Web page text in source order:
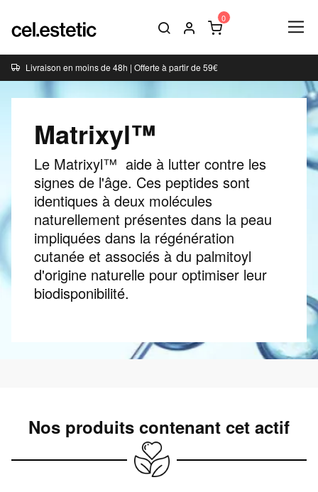
Livraison en moins de 48h | Offerte à partir de 59€
Matrixyl™
Le Matrixyl™ aide à lutter contre les
signes de l'âge. Ces peptides sont
identiques à deux molécules
naturellement présentes dans la peau
impliquées dans la régénération
cutanée et associés à du palmitoyl
d'origine naturelle pour optimiser leur
biodisponibilité.
Nos produits contenant cet actif